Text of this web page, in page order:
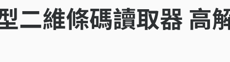
二維條碼讀取器 高